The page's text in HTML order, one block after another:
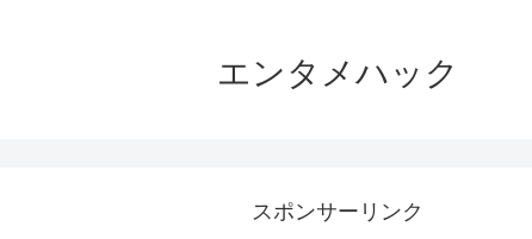
エンタメハック
スポンサーリンク